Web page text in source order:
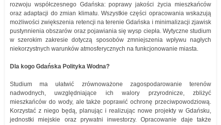
rozwoju współczesnego Gdańska: poprawy jakości życia mieszkańców
oraz adaptacji do zmian klimatu. Wszystkie części opracowania wskazują
możliwości zwiększenia retencji na terenie Gdańska i minimalizacji zjawisk
pustynnienia obszarów oraz pojawiania się wysp ciepła. Wytyczne studium
w szerokim zakresie dotyczą sposobów zmniejszenia wpływu nagłych
niekorzystnych warunków atmosferycznych na funkcjonowanie miasta.
Dla kogo Gdańska Polityka Wodna?
Studium ma ułatwić zrównoważone zagospodarowanie terenów
nadwodnych, uwzględniające ich walory przyrodnicze, zbliżyć
mieszkańców do wody, ale także poprawić ochronę przeciwpowodziową.
Korzystać z niego będą, planując i realizując nowe projekty w Gdańsku,
jednostki miejskie oraz prywatni inwestorzy. Opracowanie daje także